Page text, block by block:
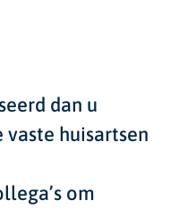
dan u
huisartsen
om